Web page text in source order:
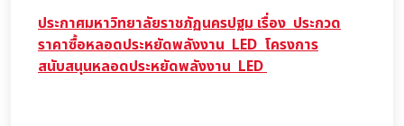
ประกาศมหาวิทยาลัยราชภัฏนครปฐมเรื่องประกวด
ราคาซื้อหลอดประหยัดพลังงาน LED โครงการ
สนับสนุนหลอดประหยัดพลังงาน LED